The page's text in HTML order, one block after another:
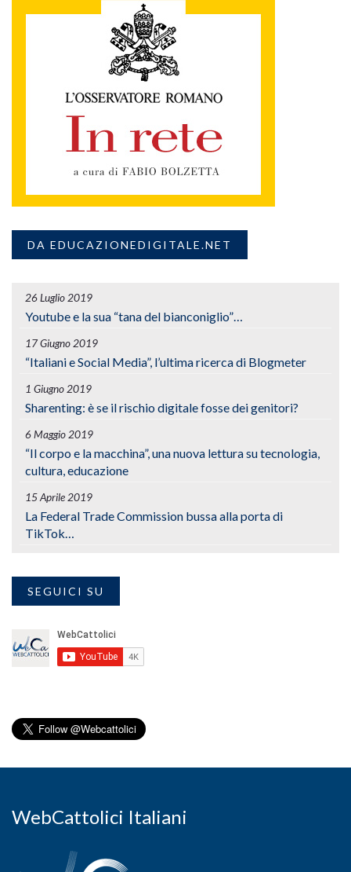
DA EDUCAZIONEDIGITALE.NET
26 Luglio 2019
Youtube e la sua “tana del bianconiglio”…
17 Giugno 2019
“Italiani e Social Media”, l’ultima ricerca di Blogmeter
1 Giugno 2019
Sharenting: è se il rischio digitale fosse dei genitori?
6 Maggio 2019
“Il corpo e la macchina”, una nuova lettura su tecnologia,
cultura, educazione
15 Aprile 2019
La Federal Trade Commission bussa alla porta di
TikTok…
SEGUICI SU
WebCattolici Italiani